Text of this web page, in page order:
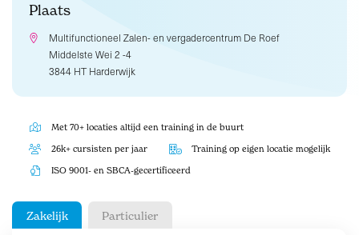
Plaats
Multifunctioneel Zalen- en vergadercentrum De Roef
Middelste Wei 2 -4
3844 HT Harderwijk
Met 70+ locaties altijd een training in de buurt
26k+ cursisten per jaar Training op eigen locatie mogelijk
ISO 9001- en SBCA-gecertificeerd
Zakelijk Particulier